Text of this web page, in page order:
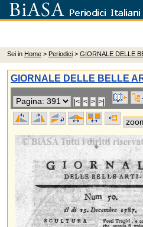
Sei in Home > Periodici > GIORNALE DELLE
GIORNALE DELLE BELLE